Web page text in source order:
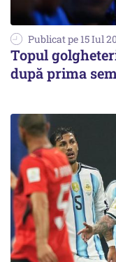
Publicat pe 15 Iul
Topul
după prima